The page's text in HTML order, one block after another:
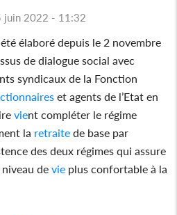
juin 2022 - 11:32
élaboré depuis le 2 novembre
de dialogue social avec
syndicaux de la Fonction
et agents de l’Etat en
vient compléter le régime
la retraite de base par
des deux régimes qui assure
niveau devie plus confortable à la